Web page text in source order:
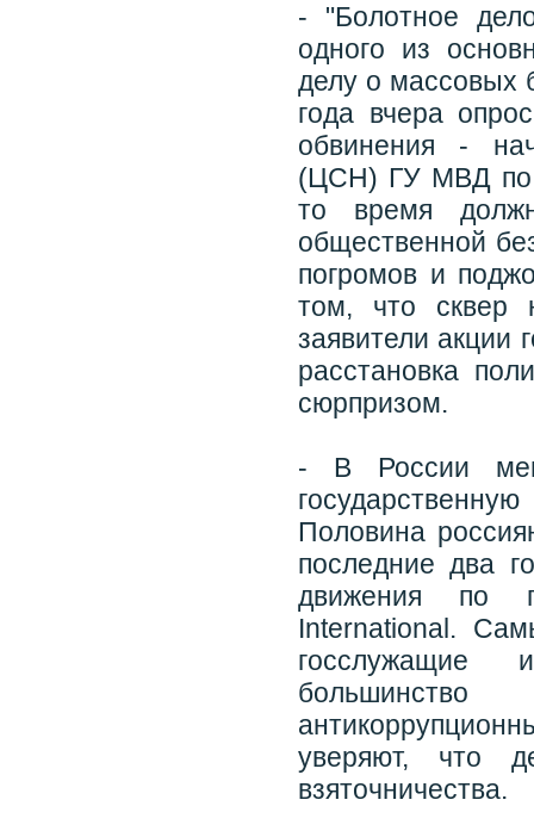
- "Болотное
одного из
делу о массовых
года вчера
обвинения -
(ЦСН) ГУ МВД по
то время
общественной
погромов и
том, что сквер
заявители акции
расстановка
сюрпризом.
- В России
Половина
последние два
движения по
International.
госслужащие
уверяют, что
взяточничества.